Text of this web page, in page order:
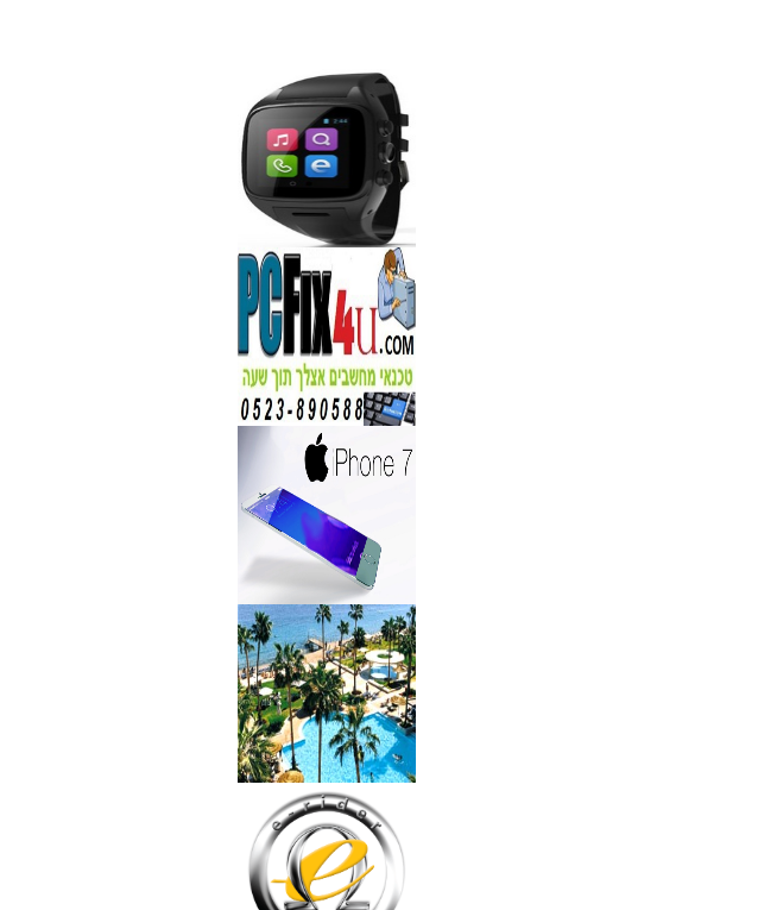
לחברות
150
₪
מידע נוסף
נגן DVD קורא DIVX עם USB
מבית PIONEER
החל מ- 349 ₪
מידע נוסף
מברשות איפור מיקצועי למאפרים
349
₪
מידע נוסף
מעגל ריסים חשמלי
40
₪
מידע נוסף
מצלמות אינפרא
499
₪
מידע נוסף
18 מברשות למאפרים + נרתיק
ג'מס אדום מעור
720
₪
מידע נוסף
פינצטה לד מאירה
30
₪